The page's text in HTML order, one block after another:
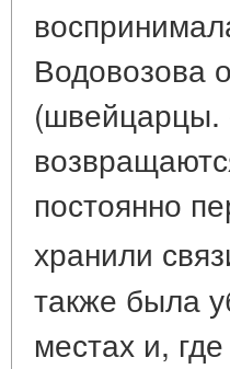
Водовозова
(швейцарцы.
постоянно
хранили
также была
местах и,